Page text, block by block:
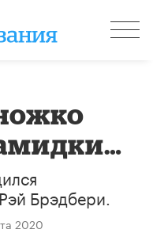
Брэдбери.
2020